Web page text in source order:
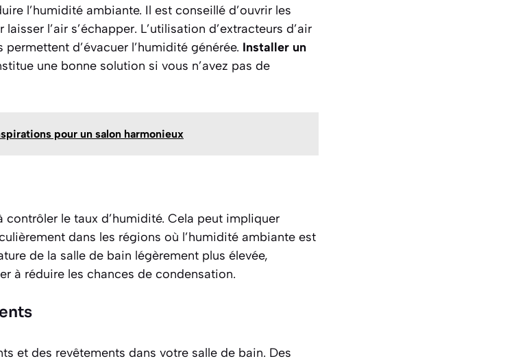
l’humidité ambiante. Il est conseillé d’ouvrir les
l’air s’échapper. L’utilisation d’extracteurs d’air
d’évacuer l’humidité générée. Installer un
une bonne solution si vous n’avez pas de
pour un salon harmonieux
le taux d’humidité. Cela peut impliquer
dans les régions où l’humidité ambiante est
de la salle de bain légèrement plus élevée,
à réduire les chances de condensation.
et des revêtements dans votre salle de bain. Des